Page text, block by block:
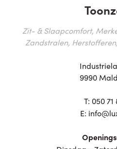
Zit- & Slaapcomfort,
Zandstralen,
9990
T: 050 71
E: